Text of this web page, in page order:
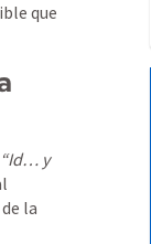
que
“Id… y
la